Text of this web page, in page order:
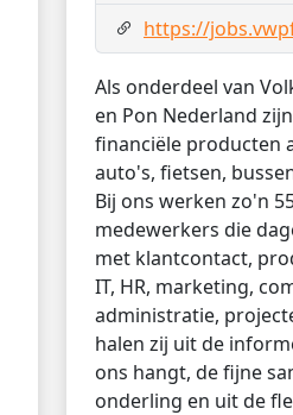
https://
Als onderdeel van
en Pon Nederland
financiële producten
auto's, fietsen,
Bij ons werken zo'n
medewerkers die
met klantcontact,
IT, HR, marketing,
administratie,
halen zij uit de
ons hangt, de fijne
onderling en uit de